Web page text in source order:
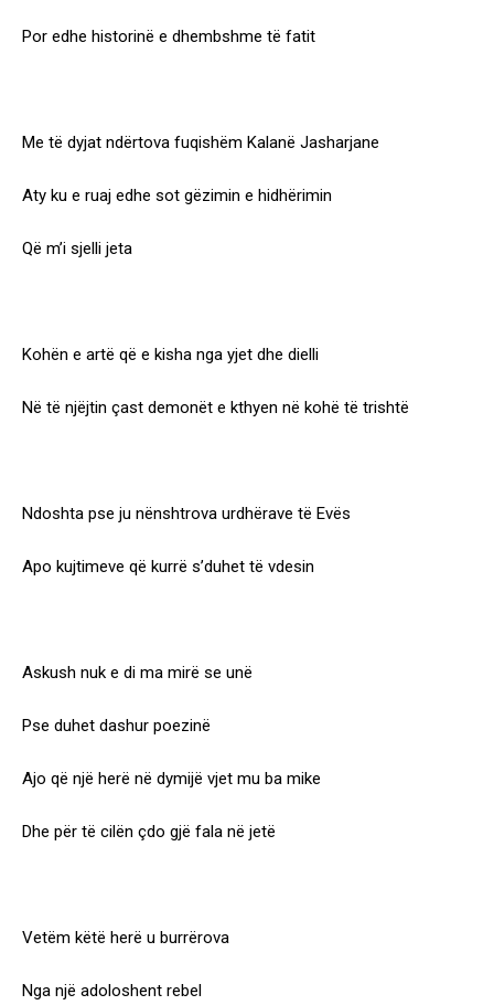
Por edhe historinë e dhembshme të fatit
Me të dyjat ndërtova fuqishëm Kalanë Jasharjane
Aty ku e ruaj edhe sot gëzimin e hidhërimin
Që m’i sjelli jeta
Kohën e artë që e kisha nga yjet dhe dielli
Në të njëjtin çast demonët e kthyen në kohë të trishtë
Ndoshta pse ju nënshtrova urdhërave të Evës
Apo kujtimeve që kurrë s’duhet të vdesin
Askush nuk e di ma mirë se unë
Pse duhet dashur poezinë
Ajo që një herë në dymijë vjet mu ba mike
Dhe për të cilën çdo gjë fala në jetë
Vetëm këtë herë u burrërova
Nga një adoloshent rebel